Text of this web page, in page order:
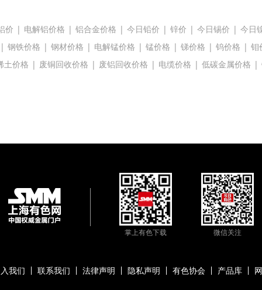
价 | 电解铝价格 | 铝合金价格 | 今日铅价 | 锌价 | 今日锡价 | 今日
| 钢铁价格 | 钢材价格 | 电解锰价格 | 锰价格 | 锑价格 | 钨价格 | 钼
土价格 | 废铜回收价格 | 废铝回收价格 | 电缆价格 | 低碳金属价格 |
掌上有色下载 微信关注
我们 联系我们 法律声明 隐私声明 有色协会 产品库